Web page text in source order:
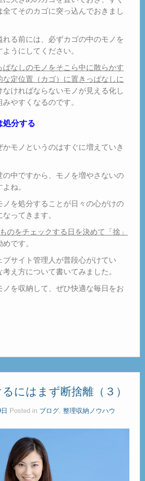
全てそのカゴに突っ込んでおきまし
れる前には、必ずカゴの中のモノを
うにしてください。
ぱなしのモノをそこら中に散らかす
定位置（カゴ）に置きっぱなしに
なければならないモノが見える化し
やすくなるのです。
処分する
モノというのはすぐに増えていき
の中ですから、モノを増やさないの
ね。
ノを処分することが日々の心がけの
ってきます。
のをチェックする日を決めて「捨」
です。
ブサイト管理人が普段心がけてい
え方について書いてみました。
ノを収納して、ぜひ快適な毎日をお
にはまず断捨離（３）
Posted in ブログ, 整理収納ノウハウ